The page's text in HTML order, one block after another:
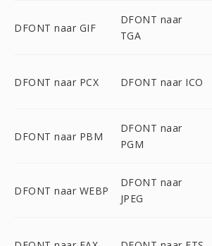
DFONT naar GIF
DFONT naar
TGA
DFONT naar PCX DFONT naar ICO
DFONT naar PBM
DFONT naar
PGM
DFONT naar WEBP
DFONT naar
JPEG